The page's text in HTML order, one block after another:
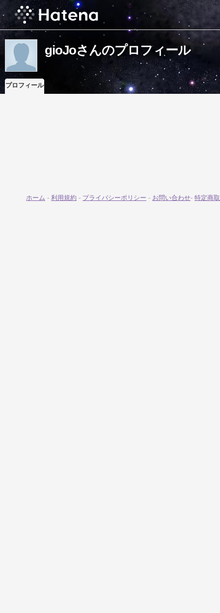
gioJoさんのプロフィール
プロフィール
ホーム - 利用規約 - プライバシーポリシー - お問い合わせ- 特定商